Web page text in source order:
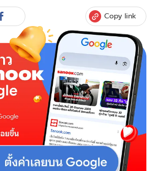
Copy link